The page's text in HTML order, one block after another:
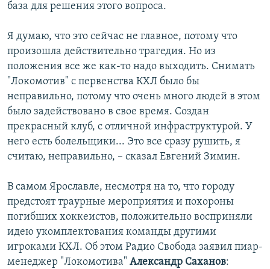
база для решения этого вопроса.
Я думаю, что это сейчас не главное, потому что
произошла действительно трагедия. Но из
положения все же как-то надо выходить. Снимать
"Локомотив" с первенства КХЛ было бы
неправильно, потому что очень много людей в этом
было задействовано в свое время. Создан
прекрасный клуб, с отличной инфраструктурой. У
него есть болельщики... Это все сразу рушить, я
считаю, неправильно, – сказал Евгений Зимин.
В самом Ярославле, несмотря на то, что городу
предстоят траурные мероприятия и похороны
погибших хоккеистов, положительно восприняли
идею укомплектования команды другими
игроками КХЛ. Об этом Радио Свобода заявил пиар-
менеджер "Локомотива" Александр Саханов: